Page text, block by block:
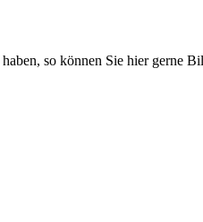
so können Sie hier gerne